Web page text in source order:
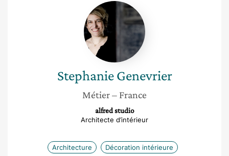
Stephanie
Genevrier
Stephanie Genevrier
Métier– France
alfred studio
Architecte d’intérieur
Architecture Décoration intérieure